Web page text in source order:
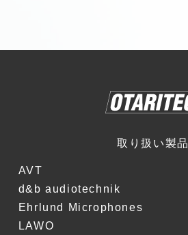
取り扱い製品
AVT
d&b audiotechnik
Ehrlund Microphones
LAWO